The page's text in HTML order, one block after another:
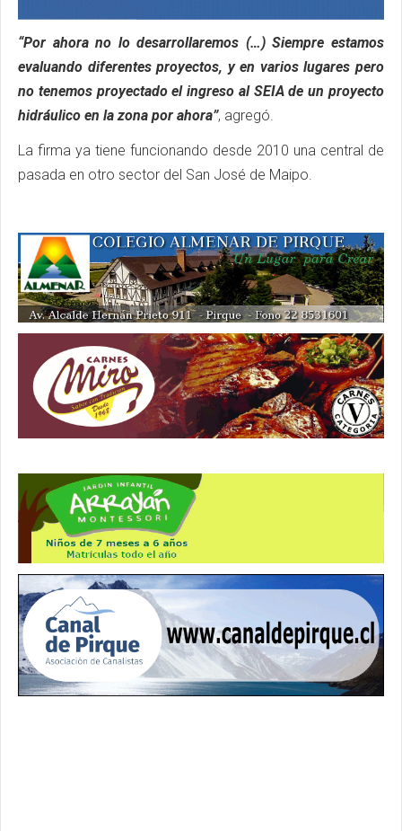
“Por ahora no lo desarrollaremos (…) Siempre estamos
evaluando diferentes proyectos, y en varios lugares pero
no tenemos proyectado el ingreso al SEIA de un proyecto
hidráulico en la zona por ahora”, agregó.
La firma ya tiene funcionando desde 2010 una central de
pasada en otro sector del San José de Maipo.